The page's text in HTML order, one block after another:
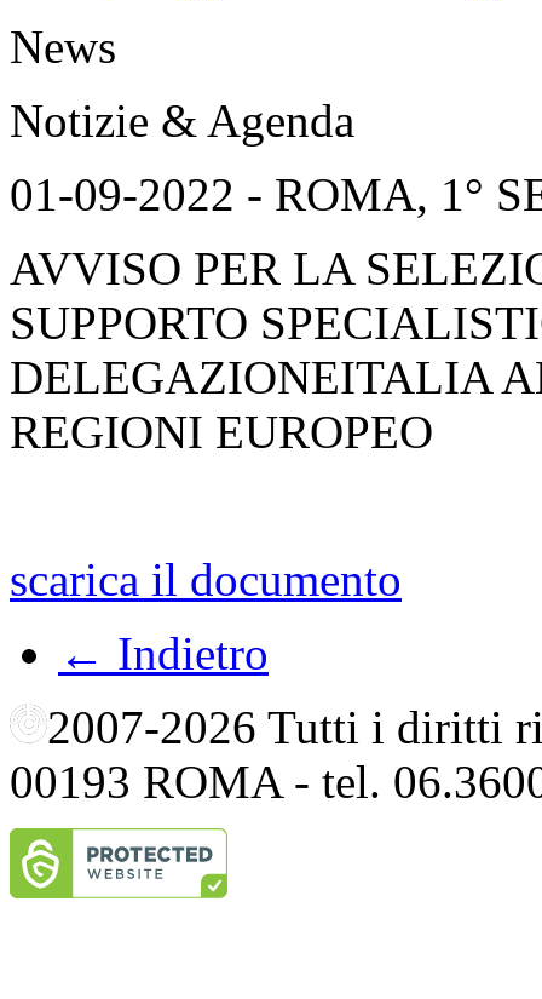
News
Notizie & Agenda
01-09-2022 - ROMA, 1°
AVVISO PER LA
SUPPORTO
DELEGAZIONEITALIA
REGIONI EUROPEO
scarica il documento
← Indietro
2007-2026 Tutti i diritti
00193 ROMA - tel.